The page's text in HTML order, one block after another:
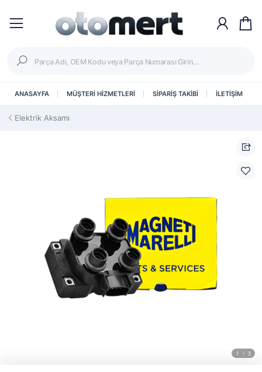
ANASAYFA MÜŞTERİ HİZMETLERİ SİPARİŞ TAKİBİ İLETİŞİM
Elektrik Aksamı